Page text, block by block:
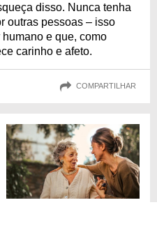
disso. Nunca tenha
outras pessoas – isso
e que, como
carinho e afeto.
COMPARTILHAR